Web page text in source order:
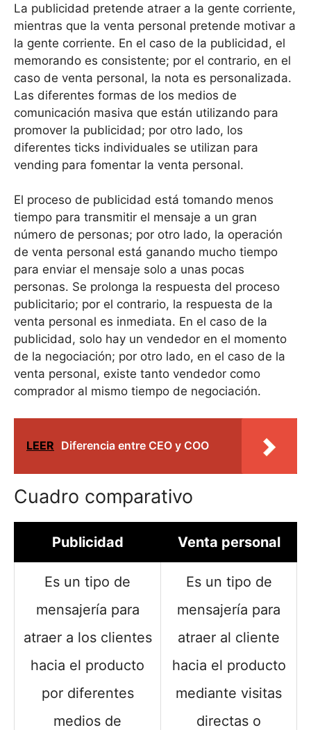
La publicidad pretende atraer a la gente corriente,
mientras que la venta personal pretende motivar a
la gente corriente. En el caso de la publicidad, el
memorando es consistente; por el contrario, en el
caso de venta personal, la nota es personalizada.
Las diferentes formas de los medios de
comunicación masiva que están utilizando para
promover la publicidad; por otro lado, los
diferentes ticks individuales se utilizan para
vending para fomentar la venta personal.
El proceso de publicidad está tomando menos
tiempo para transmitir el mensaje a un gran
número de personas; por otro lado, la operación
de venta personal está ganando mucho tiempo
para enviar el mensaje solo a unas pocas
personas. Se prolonga la respuesta del proceso
publicitario; por el contrario, la respuesta de la
venta personal es inmediata. En el caso de la
publicidad, solo hay un vendedor en el momento
de la negociación; por otro lado, en el caso de la
venta personal, existe tanto vendedor como
comprador al mismo tiempo de negociación.
LEER Diferencia entre CEO y COO
Cuadro comparativo
Publicidad Venta personal
Es un tipo de
mensajería para
atraer a los clientes
hacia el producto
por diferentes
medios de
Es un tipo de
mensajería para
atraer al cliente
hacia el producto
mediante visitas
directas o